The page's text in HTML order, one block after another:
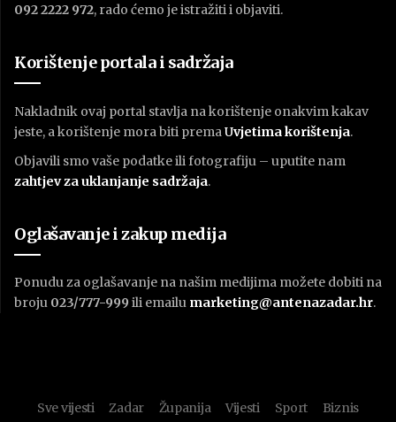
092 2222 972, rado ćemo je istražiti i objaviti.
Korištenje portala i sadržaja
Nakladnik ovaj portal stavlja na korištenje onakvim kakav
jeste, a korištenje mora biti prema Uvjetima korištenja.
Objavili smo vaše podatke ili fotografiju – uputite nam
zahtjev za uklanjanje sadržaja.
Oglašavanje i zakup medija
Ponudu za oglašavanje na našim medijima možete dobiti na
broju 023/777-999 ili emailu marketing@antenazadar.hr.
Sve vijesti Zadar Županija Vijesti Sport Biznis